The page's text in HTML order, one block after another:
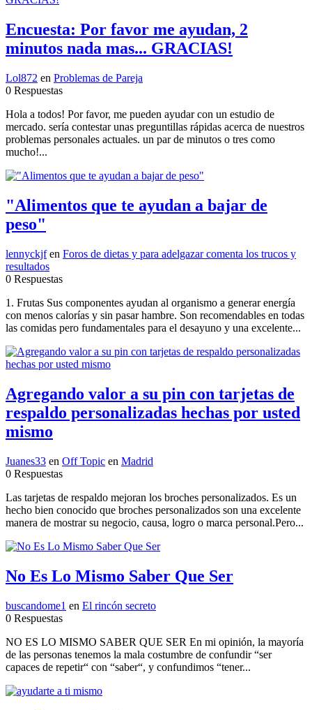
Encuesta: Por favor me ayudan, 2
minutos nada mas... GRACIAS!
Lol872 en Problemas de Pareja
0 Respuestas
Hola a todos! Por favor, me pueden ayudar con un estudio de
mercado. sería contestar unas preguntillas rápidas acerca de nuestros
problemas personales actuales. un par de minutos o tres como
mucho!...
"Alimentos que te ayudan a bajar de
peso"
lennyckjfen Foros de dietas y para adelgazar comenta los trucos y
resultados
0 Respuestas
1. Frutas Sus componentes ayudan al organismo a generar energía
con menos calorías y sin pasar hambre. Son recomendables en todas
las comidas pero fundamentales para el desayuno y una excelente...
Agregando valor a su pin con tarjetas de
respaldo personalizadas hechas por usted
mismo
Juanes33 en Off Topic en Madrid
0 Respuestas
Las tarjetas de respaldo mejoran los broches personalizados. Es un
hecho bien conocido que broches personalizados son una excelente
manera de mostrar su negocio, causa, logro o marca personal.Pero...
No Es Lo Mismo Saber Que Ser
buscandome1 en El rincón secreto
0 Respuestas
NO ES LO MISMO SABER QUE SER En mi opinión, la mayoría
de las personas tenemos la mala costumbre de confundir “ser
capaces de repetir“ con “saber“, y confundimos “tener...